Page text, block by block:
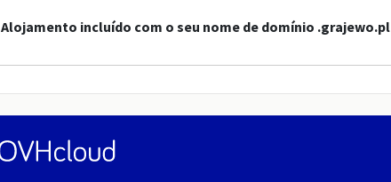
Alojamento incluído com o seu nome de domínio .grajewo.pl